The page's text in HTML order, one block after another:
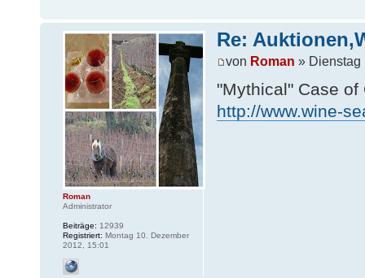
Re:
von Roman » Dienstag
"Mythical" Case
http://www.wine-
Roman
Administrator
Beiträge: 12939
Registriert: Montag 10. Dezember
2012, 15:01